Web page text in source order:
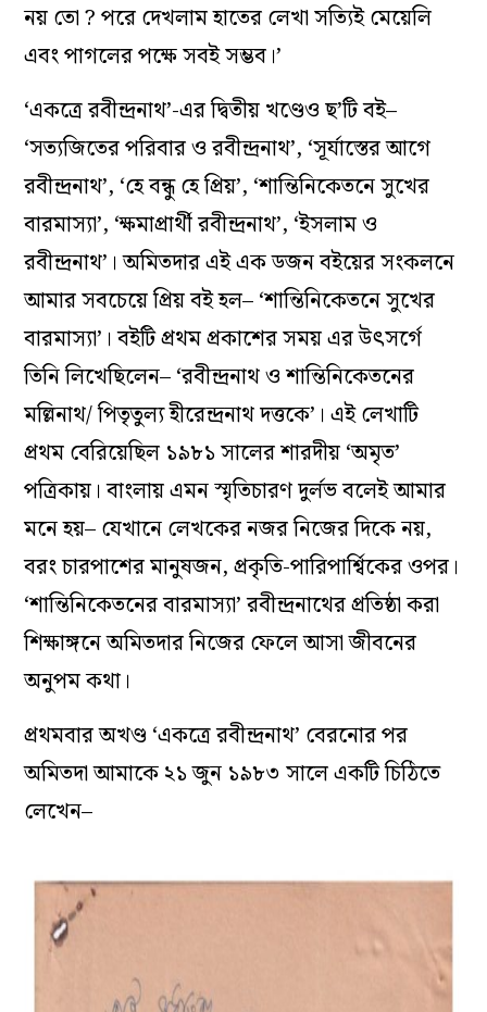
নয় তো ? পরে দেখলাম হাতের লেখা সত্যিই মেয়েলি
এবং পাগলের পক্ষে সবই সম্ভব।’
‘একত্রে রবীন্দ্রনাথ’-এর দ্বিতীয় খণ্ডেও ছ’টি বই–
‘সত্যজিতের পরিবার ও রবীন্দ্রনাথ’, ‘সূর্যাস্তের আগে
রবীন্দ্রনাথ’, ‘হে বন্ধু হে প্রিয়’, ‘শান্তিনিকেতনে সুখের
বারমাস্যা’, ‘ক্ষমাপ্রার্থী রবীন্দ্রনাথ’, ‘ইসলাম ও
রবীন্দ্রনাথ’। অমিতদার এই এক ডজন বইয়ের সংকলনে
আমার সবচেয়ে প্রিয় বই হল– ‘শান্তিনিকেতনে সুখের
বারমাস্যা’। বইটি প্রথম প্রকাশের সময় এর উৎসর্গে
তিনি লিখেছিলেন– ‘রবীন্দ্রনাথ ও শান্তিনিকেতনের
মল্লিনাথ/ পিতৃতুল্য হীরেন্দ্রনাথ দত্তকে’। এই লেখাটি
প্রথম বেরিয়েছিল ১৯৮১ সালের শারদীয় ‘অমৃত’
পত্রিকায়। বাংলায় এমন স্মৃতিচারণ দুর্লভ বলেই আমার
মনে হয়– যেখানে লেখকের নজর নিজের দিকে নয়,
বরং চারপাশের মানুষজন, প্রকৃতি-পারিপার্শ্বিকের ওপর।
‘শান্তিনিকেতনের বারমাস্যা’ রবীন্দ্রনাথের প্রতিষ্ঠা করা
শিক্ষাঙ্গনে অমিতদার নিজের ফেলে আসা জীবনের
অনুপম কথা।
প্রথমবার অখণ্ড ‘একত্রে রবীন্দ্রনাথ’ বেরনোর পর
অমিতদা আমাকে ২১ জুন ১৯৮৩ সালে একটি চিঠিতে
লেখেন–